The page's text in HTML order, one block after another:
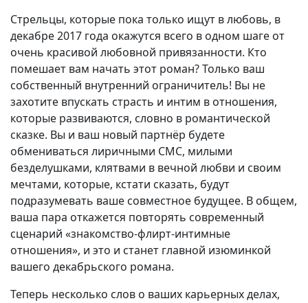
Стрельцы, которые пока только ищут в любовь, в
декабре 2017 года окажутся всего в одном шаге от
очень красивой любовной привязанности. Кто
помешает вам начать этот роман? Только ваш
собственный внутренний ограничитель! Вы не
захотите впускать страсть и интим в отношения,
которые развиваются, словно в романтической
сказке. Вы и ваш новый партнёр будете
обмениваться лиричными СМС, милыми
безделушками, клятвами в вечной любви и своим
мечтами, которые, кстати сказать, будут
подразумевать ваше совместное будущее. В общем,
ваша пара откажется повторять современный
сценарий «знакомство-флирт-интимные
отношения», и это и станет главной изюминкой
вашего декабрьского романа.
Теперь несколько слов о ваших карьерных делах,